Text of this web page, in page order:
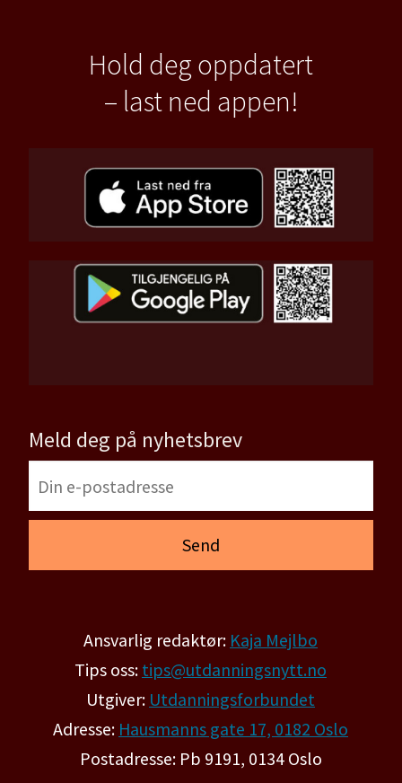
Hold deg oppdatert
– last ned appen!
Meld deg på nyhetsbrev
Ansvarlig redaktør: Kaja Mejlbo
Tips oss: tips@utdanningsnytt.no
Utgiver: Utdanningsforbundet
Adresse: Hausmanns gate 17, 0182 Oslo
Postadresse: Pb 9191, 0134 Oslo